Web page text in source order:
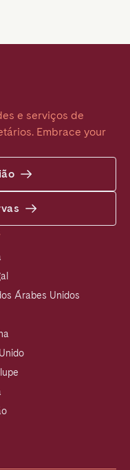
e serviços de
Embrace your
Árabes Unidos